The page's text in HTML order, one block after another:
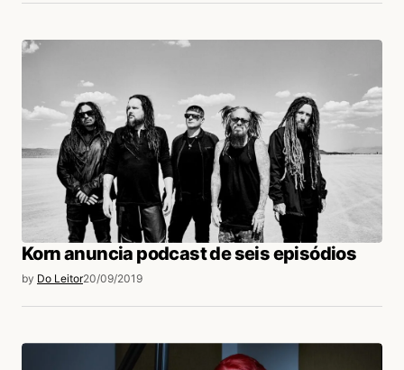
Korn anuncia podcast de seis episódios
by Do Leitor20/09/2019